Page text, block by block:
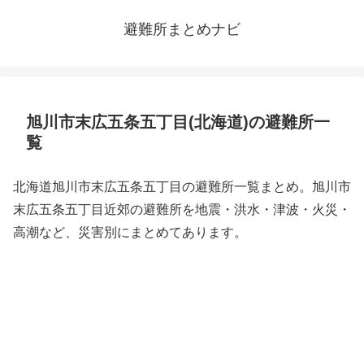
避難所まとめナビ
旭川市末広五条五丁目(北海道)の避難所一
覧
北海道旭川市末広五条五丁目の避難所一覧まとめ。旭川市
末広五条五丁目近郊の避難所を地震・洪水・津波・火災・
高潮など、災害別にまとめてあります。